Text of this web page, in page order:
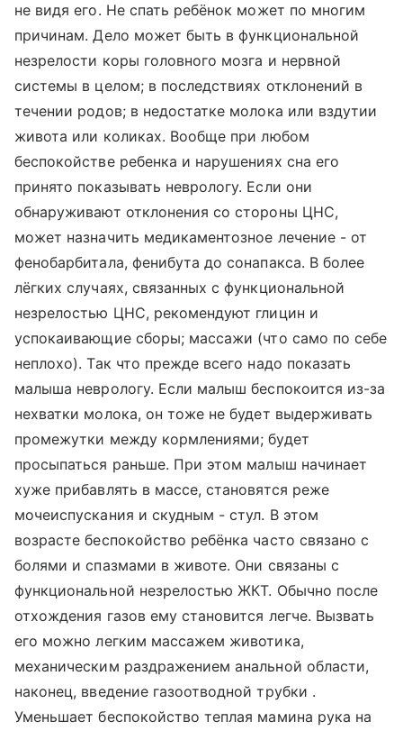
не видя его. Не спать ребёнок может по многим
причинам. Дело может быть в функциональной
незрелости коры головного мозга и нервной
системы в целом; в последствиях отклонений в
течении родов; в недостатке молока или вздутии
живота или коликах. Вообще при любом
беспокойстве ребенка и нарушениях сна его
принято показывать неврологу. Если они
обнаруживают отклонения со стороны ЦНС,
может назначить медикаментозное лечение - от
фенобарбитала, фенибута до сонапакса. В более
лёгких случаях, связанных с функциональной
незрелостью ЦНС, рекомендуют глицин и
успокаивающие сборы; массажи (что само по себе
неплохо). Так что прежде всего надо показать
малыша неврологу. Если малыш беспокоится из-за
нехватки молока, он тоже не будет выдерживать
промежутки между кормлениями; будет
просыпаться раньше. При этом малыш начинает
хуже прибавлять в массе, становятся реже
мочеиспускания и скудным - стул. В этом
возрасте беспокойство ребёнка часто связано с
болями и спазмами в животе. Они связаны с
функциональной незрелостью ЖКТ. Обычно после
отхождения газов ему становится легче. Вызвать
его можно легким массажем животика,
механическим раздражением анальной области,
наконец, введение газоотводной трубки .
Уменьшает беспокойство теплая мамина рука на